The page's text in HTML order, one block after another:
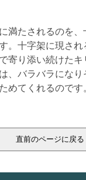
満たされるのを、
。十字架に現さ
寄り添い続けた
、バラバラにな
めてくれるのです。